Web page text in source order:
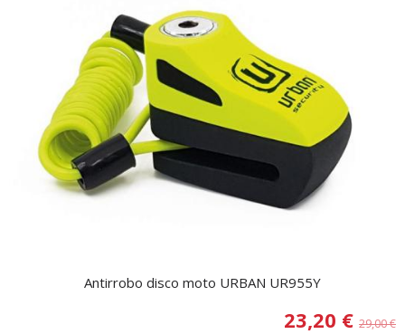
Antirrobo disco moto URBAN UR955Y
23,20 € 29,00 €